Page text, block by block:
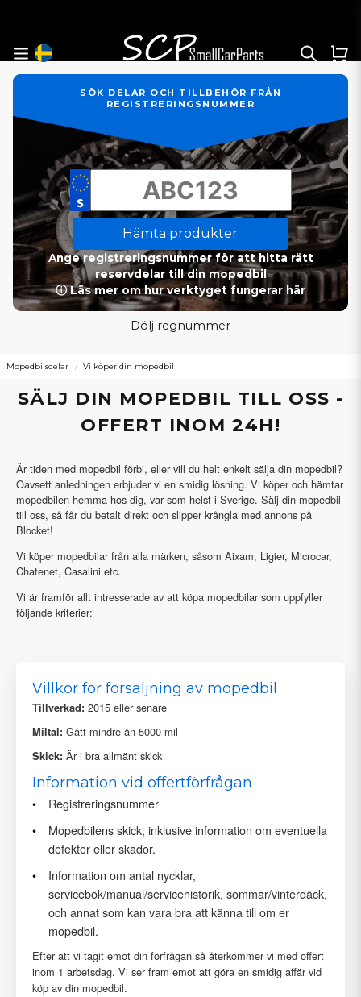
SÖK DELAR OCH TILLBEHÖR FRÅN
REGISTRERINGSNUMMER
Hämta produkter
Ange registreringsnummer för att hitta rätt
reservdelar till din mopedbil
ⓘ Läs mer om hur verktyget fungerar här
Dölj regnummer
Mopedbilsdelar Vi köper din mopedbil
SÄLJ DIN MOPEDBIL TILL OSS -
OFFERT INOM 24H!
Är tiden med mopedbil förbi, eller vill du helt enkelt sälja din mopedbil?
Oavsett anledningen erbjuder vi en smidig lösning. Vi köper och hämtar
mopedbilen hemma hos dig, var som helst i Sverige. Sälj din mopedbil
till oss, så får du betalt direkt och slipper krångla med annons på
Blocket!
Vi köper mopedbilar från alla märken, såsom Aixam, Ligier, Microcar,
Chatenet, Casalini etc.
Vi är framför allt intresserade av att köpa mopedbilar som uppfyller
följande kriterier:
Villkor för försäljning av mopedbil
Tillverkad: 2015 eller senare
Miltal: Gått mindre än 5000 mil
Skick: Är i bra allmänt skick
Information vid offertförfrågan
Registreringsnummer
Mopedbilens skick, inklusive information om eventuella
defekter eller skador.
Information om antal nycklar,
servicebok/manual/servicehistorik, sommar/vinterdäck,
och annat som kan vara bra att känna till om er
mopedbil.
Efter att vi tagit emot din förfrågan så återkommer vi med offert
inom 1 arbetsdag. Vi ser fram emot att göra en smidig affär vid
köp av din mopedbil.